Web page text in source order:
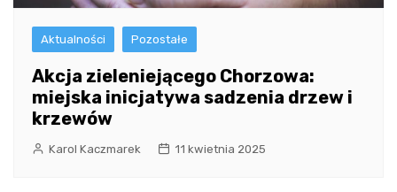
Aktualności Pozostałe
Akcja zieleniejącego Chorzowa:
miejska inicjatywa sadzenia drzew i
krzewów
Karol Kaczmarek 11 kwietnia 2025